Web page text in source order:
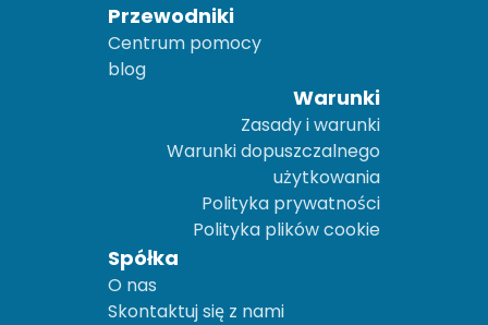
Przewodniki
Centrum pomocy
blog
Warunki
Zasady i warunki
Warunki dopuszczalnego
użytkowania
Polityka prywatności
Polityka plików cookie
Spółka
O nas
Skontaktuj się z nami